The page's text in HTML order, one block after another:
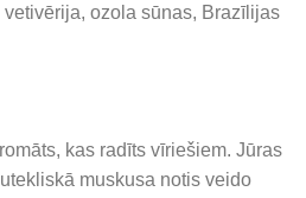
vetivērija, ozola sūnas, Brazīlijas
kas radīts vīriešiem. Jūras
muskusa notis veido